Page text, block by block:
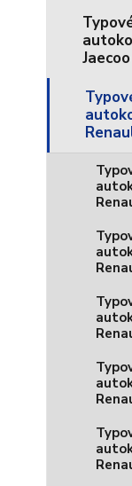
Jaecoo